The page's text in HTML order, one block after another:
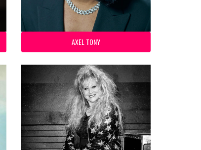
AXEL TONY